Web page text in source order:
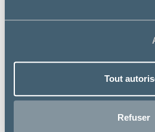
Tout
Refuser